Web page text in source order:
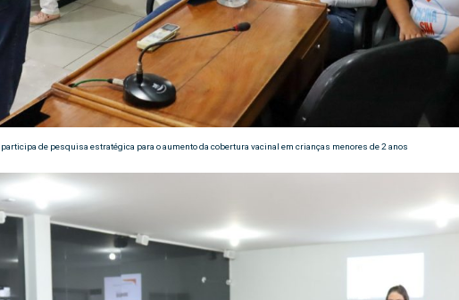
participa de pesquisa estratégica para o aumento da cobertura vacinal em crianças menores de 2 anos